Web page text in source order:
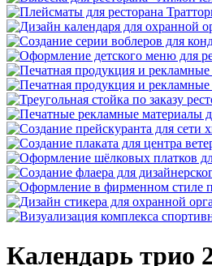
Календарь трио